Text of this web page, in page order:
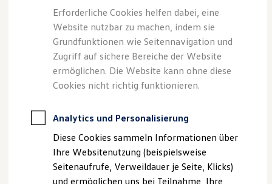
Saisonangebote
Reifenpakete
Leasing
Leasing-Angebote
Gebrauchtwagen Leasing
Junge Gebrauchtwagen-Leasing
Elektroauto Leasing
Kleinwagen-Leasing
Autokredit mit Schlussrate
Versicherungen und Garantien
Kfz-Versicherung
Restschuldversicherungen
Garantien
Wartungsverträge
Ausstiegswarnung
Emergency Assist
Sollten Sie während der Fahrt aufgrund einer
BeeinträchtigungoderNotlagenicht mehr in der Lage
sein, das Fahrzeug zu steuern, kann der optionale
versucht zunächst, Sie zureaktivieren
erfolgreich ist, übernimmt es die Fahrzeugsteuerung und
bringt Ihr Fahrzeug zum Stehen, umpotenzielle Unfälle zu
vermeidenoder deren Schwere zu mindern.
Sofern Sie sich auf einer Autobahn befinden, kann der
Erforderliche Cookies helfen dabei, eine
Website nutzbar zu machen, indem sie
Grundfunktionen wie Seitennavigation und
Zugriff auf sichere Bereiche der Website
ermöglichen. Die Website kann ohne diese
Cookies nicht richtig funktionieren.
Analytics und Personalisierung
Diese Cookies sammeln Informationen über
Ihre Websitenutzung (beispielsweise
Seitenaufrufe, Verweildauer je Seite, Klicks)
und ermöglichen uns bei Teilnahme, Ihre